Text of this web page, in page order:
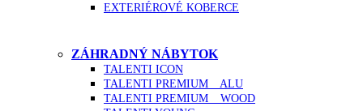
EXTERIÉROVÉ KOBERCE
ZÁHRADNÝ NÁBYTOK
TALENTI ICON
TALENTI PREMIUM _ ALU
TALENTI PREMIUM _ WOOD